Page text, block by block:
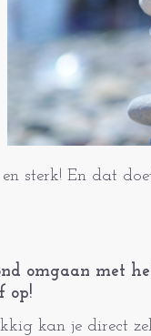
sterk! En dat
omgaan met
op!
kan je direct